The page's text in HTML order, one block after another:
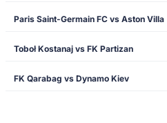
Paris Saint-Germain FC vs Aston Villa
Toboł Kostanaj vs FK Partizan
FK Qarabag vs Dynamo Kiev